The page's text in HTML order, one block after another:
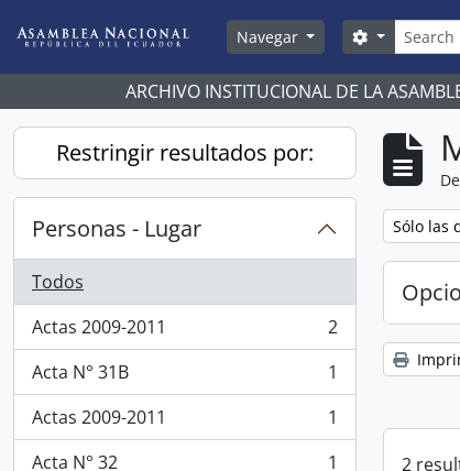
Navegar
Search
ARCHIVO INSTITUCIONAL DE LA
Restringir resultados por:
Personas - Lugar
Todos
Actas 2009-2011
, 2 resultados
2
Acta N° 31B
, 1 resultados
1
Actas 2009-2011
, 1 resultados
1
Acta N° 32
1
Remove
Sólo las
2